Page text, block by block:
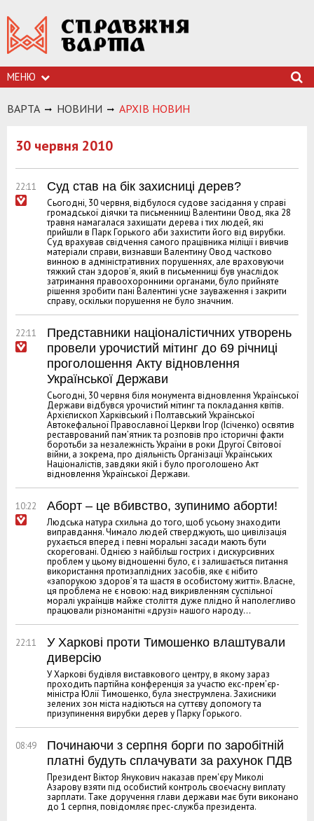
МЕНЮ
ВАРТА НОВИНИ АРХIВ НОВИН
30 червня 2010
22:11 Суд став на бік захисниці дерев?
Сьогодні, 30 червня, відбулося судове засідання у справі
громадської діячки та письменниці Валентини Овод, яка 28
травня намагалася захищати дерева і тих людей, які
прийшли в Парк Горького аби захистити його від вирубки.
Суд врахував свідчення самого працівника міліції і вивчив
матеріали справи, визнавши Валентину Овод частково
винною в адміністративних порушеннях, але враховуючи
тяжкий стан здоров’я, який в письменниці був унаслідок
затримання правоохоронними органами, було прийняте
рішення зробити пані Валентині усне зауваження і закрити
справу, оскільки порушення не було значним.
22:11
Представники націоналістичних утворень
провели урочистий мітинг до 69 річниці
проголошення Акту відновлення
Української Держави
Сьогодні, 30 червня біля монумента відновлення Української
Держави відбувся урочистий мітинг та покладання квітів.
Архієпископ Харківський і Полтавський Української
Автокефальної Православної Церкви Ігор (Ісіченко) освятив
реставрований пам’ятник та розповів про історичні факти
боротьби за незалежність України в роки Другої Світової
війни, а зокрема, про діяльність Організації Українських
Націоналістів, завдяки якій і було проголошено Акт
відновлення Української Держави.
10:22 Аборт – це вбивство, зупинимо аборти!
Людська натура схильна до того, щоб усьому знаходити
виправдання. Чимало людей стверджують, що цивілізація
рухається вперед і певні моральні засади мають бути
скореговані. Однією з найбільш гострих і дискурсивних
проблем у цьому відношенні було, є і залишається питання
використання протизаплідних засобів, яке є нібито
«запорукою здоров’я та щастя в особистому житті». Власне,
ця проблема не є новою: над викривленням суспільної
моралі українців майже століття дуже плідно й наполегливо
працювали різноманітні «друзі» нашого народу…
22:11
У Харкові проти Тимошенко влаштували
диверсію
У Харкові будівля виставкового центру, в якому зараз
проходить партійна конференція за участю екс-прем’єр-
міністра Юлії Тимошенко, була знеструмлена. Захисники
зелених зон міста надіються на суттєву допомогу та
призупинення вирубки дерев у Парку Горького.
08:49
Починаючи з серпня борги по заробітній
платні будуть сплачувати за рахунок ПДВ
Президент Віктор Янукович наказав прем'єру Миколі
Азарову взяти під особистий контроль своєчасну виплату
зарплати. Таке доручення глави держави має бути виконано
до 1 серпня, повідомляє прес-служба президента.